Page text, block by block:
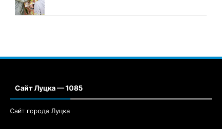
Сайт Луцка — 1085
Сайт города Луцка